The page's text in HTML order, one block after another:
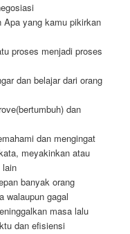
Apa yang kamu pikirkan
proses menjadi proses
dan belajar dari orang
dan
dan mengingat
meyakinkan atau
lain
banyak orang
walaupun gagal
masa lalu
dan efisiensi